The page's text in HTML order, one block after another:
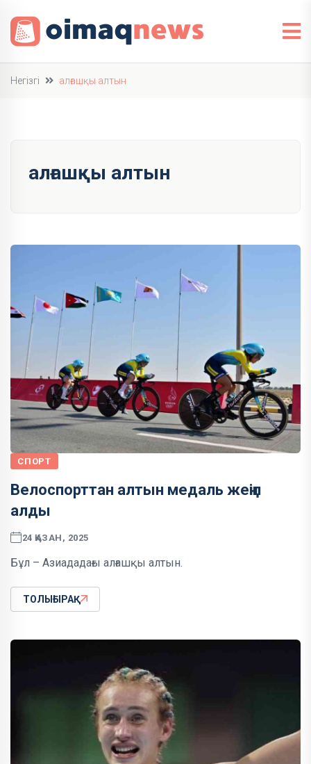
Негізгі алғашқы алтын
алғашқы алтын
СПОРТ
Велоспорттан алтын медаль жеңіп
алды
24 ҚАЗАН, 2025
Бұл – Азиададағы алғашқы алтын.
ТОЛЫҒЫРАҚ